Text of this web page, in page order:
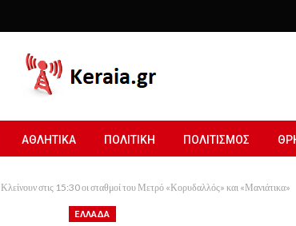
ΑΘΛΗΤΙΚΑ ΠΟΛΙΤΙΚΗ ΠΟΛΙΤΙΣΜΟΣ
Κλείνουν στις 15:30 οι σταθμοί του Μετρό «Κορυδαλλός» και «Μανιάτικα»
ΕΛΛΑΔΑ